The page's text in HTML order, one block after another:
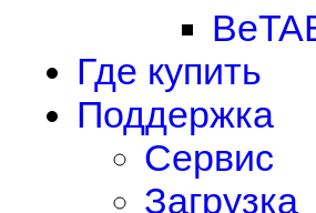
Где купить
Поддержка
Сервис
Загрузка